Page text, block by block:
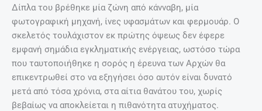
Δίπλα του βρέθηκε μία ζώνη από κάνναβη, μία
φωτογραφική μηχανή, ίνες υφασμάτων και φερμουάρ. Ο
σκελετός τουλάχιστον εκ πρώτης όψεως δεν έφερε
εμφανή σημάδια εγκληματικής ενέργειας, ωστόσο τώρα
που ταυτοποιήθηκε η σορός η έρευνα των Αρχών θα
επικεντρωθεί στο να εξηγήσει όσο αυτόν είναι δυνατό
μετά από τόσα χρόνια, στα αίτια θανάτου του, χωρίς
βεβαίως να αποκλείεται η πιθανότητα ατυχήματος.